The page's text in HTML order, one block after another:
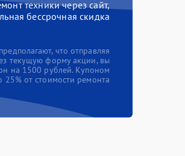
техники через сайт,
бессрочная скидка
что отправляя
текущую форму акции, вы
на 1500 рублей. Купоном
25% от стоимости ремонта